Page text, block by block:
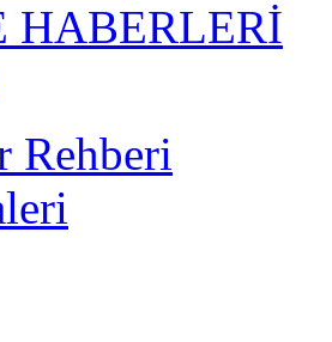
HABERLERİ
Rehberi